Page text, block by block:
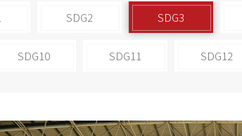
SDG2 SDG3
SDG10 SDG11 SDG12